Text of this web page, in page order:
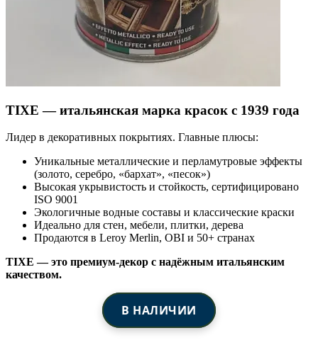
TIXE — итальянская марка красок с 1939 года
Лидер в декоративных покрытиях. Главные плюсы:
Уникальные металлические и перламутровые эффекты
(золото, серебро, «бархат», «песок»)
Высокая укрывистость и стойкость, сертифицировано
ISO 9001
Экологичные водные составы и классические краски
Идеально для стен, мебели, плитки, дерева
Продаются в Leroy Merlin, OBI и 50+ странах
TIXE — это премиум-декор с надёжным итальянским
качеством.
В НАЛИЧИИ